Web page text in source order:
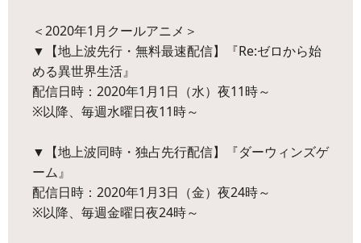
＜2020年1月クールアニメ＞
▼【地上波先行・無料最速配信】『Re:ゼロから始
める異世界生活』
配信日時：2020年1月1日（水）夜11時～
※以降、毎週水曜日夜11時～
▼【地上波同時・独占先行配信】『ダーウィンズゲ
ーム』
配信日時：2020年1月3日（金）夜24時～
※以降、毎週金曜日夜24時～